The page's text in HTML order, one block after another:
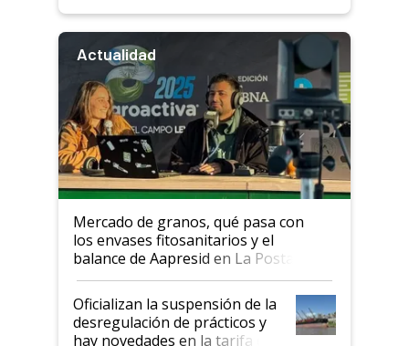
Actualidad
Mercado de granos, qué pasa con
los envases fitosanitarios y el
balance de Aapresid en La Posta
Oficializan la suspensión de la
desregulación de prácticos y
hay novedades en la tarifa de